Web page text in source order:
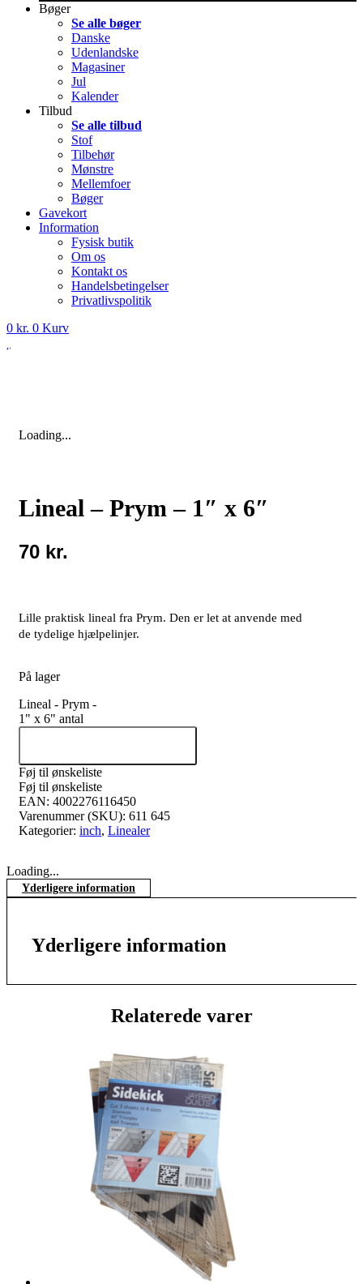
Bøger
Se alle bøger
Danske
Udenlandske
Magasiner
Jul
Kalender
Tilbud
Se alle tilbud
Stof
Tilbehør
Mønstre
Mellemfoer
Bøger
Gavekort
Information
Fysisk butik
Om os
Kontakt os
Handelsbetingelser
Privatlivspolitik
0 kr. 0 Kurv
Loading...
Lineal – Prym – 1″ x 6″
70 kr.
Lille praktisk lineal fra Prym. Den er let at anvende med
de tydelige hjælpelinjer.
På lager
Lineal - Prym -
1" x 6" antal
Føj til ønskeliste
Føj til ønskeliste
EAN: 4002276116450
Varenummer (SKU): 611 645
Kategorier: inch, Linealer
Loading...
Yderligere information
Yderligere information
Relaterede varer